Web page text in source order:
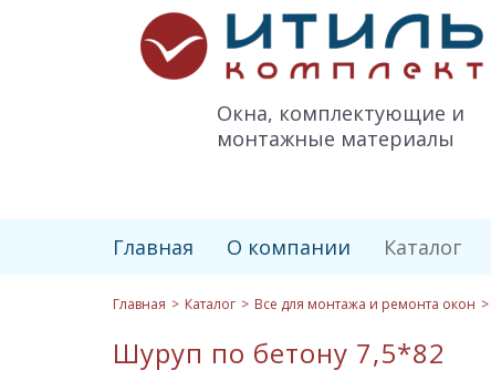
Итиль-
Комплект
logo
Окна, комплектующие и
монтажные материалы
Главная О компании Каталог
Главная Каталог Все для монтажа и ремонта окон
Шуруп по бетону 7,5*82